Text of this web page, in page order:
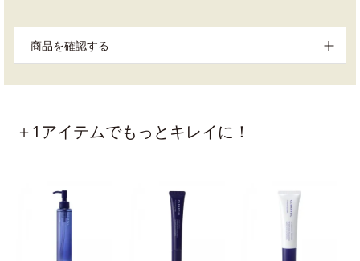
商品を確認する
＋1アイテムでもっとキレイに！